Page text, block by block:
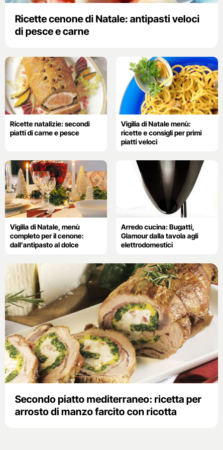
Ricette cenone di Natale: antipasti veloci
di pesce e carne
Ricette natalizie: secondi
piatti di carne e pesce
Vigilia di Natale menù:
ricette e consigli per primi
piatti veloci
Vigilia di Natale, menù
completo per il cenone:
dall’antipasto al dolce
Arredo cucina: Bugatti,
Glamour dalla tavola agli
elettrodomestici
Secondo piatto mediterraneo: ricetta per
arrosto di manzo farcito con ricotta